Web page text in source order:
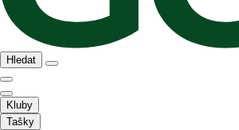
Hledat
Kluby
Tašky